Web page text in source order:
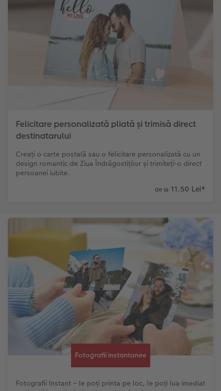
Felicitare personalizată pliată și trimisă direct
destinatarului
Creați o carte poștală sau o felicitare personalizată cu un
design romantic de Ziua Îndrăgostiților și trimiteți-o direct
persoanei iubite.
de la 11.50 Lei*
Fotografii instantanee
Fotografii Instant – le poți printa pe loc, le poți lua imediat